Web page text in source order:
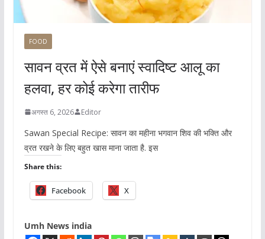
FOOD
सावन व्रत में ऐसे बनाएं स्वादिष्ट आलू का
हलवा, हर कोई करेगा तारीफ
अगस्त 6, 2026 Editor
Sawan Special Recipe: सावन का महीना भगवान शिव की भक्ति और
व्रत रखने के लिए बहुत खास माना जाता है. इस
Share this:
Facebook X
Umh News india